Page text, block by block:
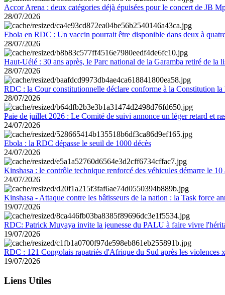
Accor Arena : deux catégories déjà épuisées pour le concert de JB
28/07/2026
Ebola en RDC : Un vaccin pourrait être disponible dans deux à
28/07/2026
Haut-Uélé : 30 ans après, le Parc national de la Garamba retiré de la
28/07/2026
RDC : la Cour constitutionnelle déclare conforme à la Constitution la
28/07/2026
Paie de juillet 2026 : Le Comité de suivi annonce un léger retard et
24/07/2026
Ebola : la RDC dépasse le seuil de 1000 décès
24/07/2026
Kinshasa : le contrôle technique renforcé des véhicules démarre le 10
24/07/2026
Kinshasa - Attaque contre les bâtisseurs de la nation : la Task force
19/07/2026
RDC: Patrick Muyaya invite la jeunesse du PALU à faire vivre
19/07/2026
RDC : 121 Congolais rapatriés d'Afrique du Sud après les violences
19/07/2026
Liens Utiles